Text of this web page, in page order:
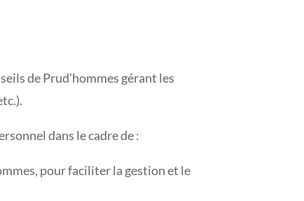
de Prud’hommes gérant les
dans le cadre de :
pour faciliter la gestion et le